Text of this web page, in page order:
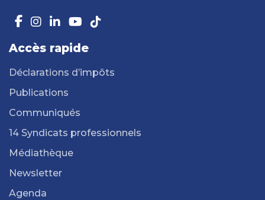
Accès rapide
Déclarations d’impôts
Publications
Communiqués
14 Syndicats professionnels
Médiathèque
Newsletter
Agenda